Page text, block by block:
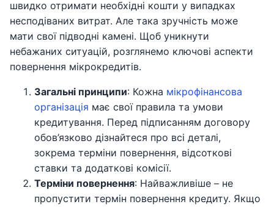
швидко отримати необхідні кошти у випадках
несподіваних витрат. Але така зручність може
мати свої підводні камені. Щоб уникнути
небажаних ситуацій, розглянемо ключові аспекти
повернення мікрокредитів.
Загальні принципи: Кожна мікрофінансова
організація має свої правила та умови
кредитування. Перед підписанням договору
обов’язково дізнайтеся про всі деталі,
зокрема терміни повернення, відсоткові
ставки та додаткові комісії.
Терміни повернення: Найважливіше – не
пропустити термін повернення кредиту. Якщо